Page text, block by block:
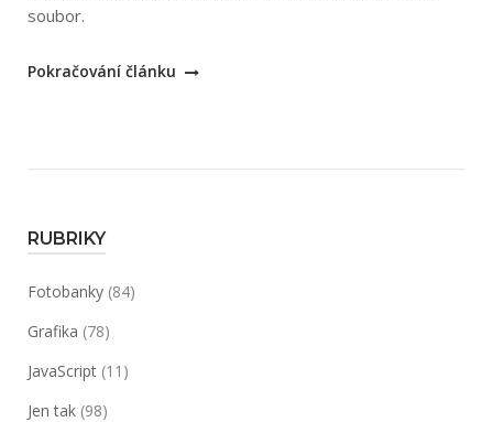
soubor.
„Poznámky“
Pokračování článku
RUBRIKY
Fotobanky (84)
Grafika (78)
JavaScript (11)
Jen tak (98)